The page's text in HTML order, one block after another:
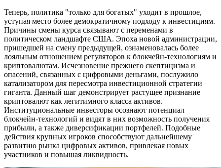
Теперь, политика "только для богатых" уходит в прошлое,
уступая место более демократичному подходу к инвестициям.
Причины смены курса связывают с переменами в
политическом ландшафте США. Эпоха новой администрации,
пришедшей на смену предыдущей, ознаменовалась более
лояльным отношением регуляторов к блокчейн-технологиям и
криптовалютам. Исчезновение прежнего скептицизма и
опасений, связанных с цифровыми деньгами, послужило
катализатором для пересмотра инвестиционной стратегии
гиганта. Данный шаг демонстрирует растущее признание
криптовалют как легитимного класса активов.
Институциональные инвесторы осознают потенциал
блокчейн-технологий и видят в них возможность получения
прибыли, а также диверсификации портфелей. Подобные
действия крупных игроков способствуют дальнейшему
развитию рынка цифровых активов, привлекая новых
участников и повышая ликвидность.